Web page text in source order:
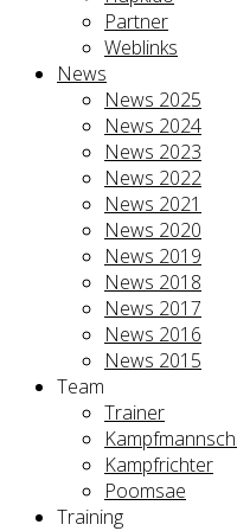
Partner
Weblinks
News
News 2025
News 2024
News 2023
News 2022
News 2021
News 2020
News 2019
News 2018
News 2017
News 2016
News 2015
Team
Trainer
Kampfrichter
Poomsae
Training